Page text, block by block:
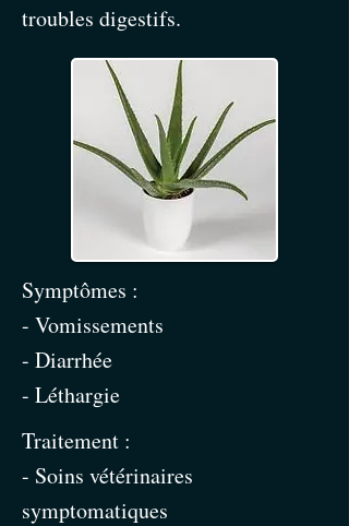
troubles digestifs.
Symptômes :
- Vomissements
- Diarrhée
- Léthargie
Traitement :
- Soins vétérinaires
symptomatiques